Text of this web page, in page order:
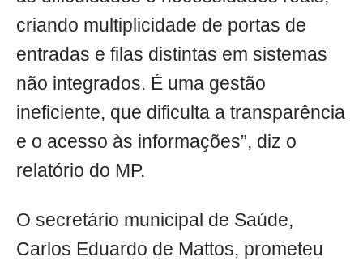
criando multiplicidade de portas de
entradas e filas distintas em sistemas
não integrados. É uma gestão
ineficiente, que dificulta a transparência
e o acesso às informações”, diz o
relatório do MP.
O secretário municipal de Saúde,
Carlos Eduardo de Mattos, prometeu